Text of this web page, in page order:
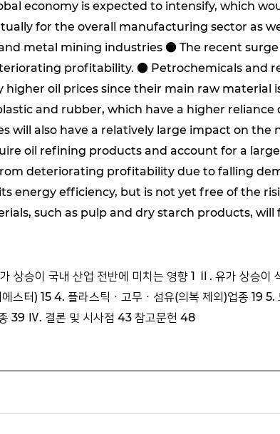
economy is expected to intensify, which
for the overall manufacturing sector as
metal mining industries ● The recent surge
profitability. ● Petrochemicals and
oil prices since their main raw material
and rubber, which have a higher reliance
will also have a relatively large impact on the
oil refining products and account for a
deteriorating profitability due to falling
energy efficiency, but is not yet free of the
such as pulp and dry starch products,
상승이 국내 산업 전반에 미치는 영향 1 Ⅱ. 유가 상승이
스터) 15 4. 플라스틱ㆍ고무ㆍ섬유(의복 제외)업종 19
39 Ⅳ. 결론 및 시사점 43 참고문헌 48